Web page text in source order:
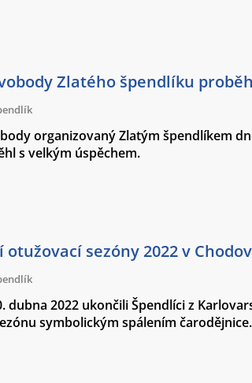
Zlatého špendlíku
organizovaný Zlatým špendlíkem
s velkým úspěchem.
otužovací sezóny 2022 v
dubna 2022 ukončili Špendlíci z
symbolickým spálením čarodějnice.